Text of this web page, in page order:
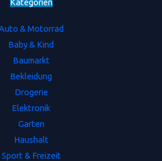
& Motorrad
Baby & Kind
Baumarkt
Bekleidung
Drogerie
Elektronik
Garten
Haushalt
Sport & Freizeit